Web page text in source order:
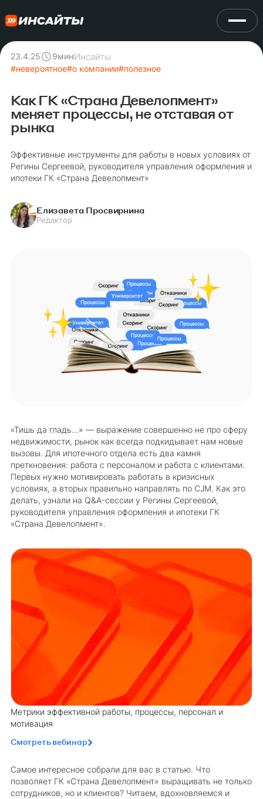
23.4.25 9минИнсайты
#невероятное#о компании#полезное
Как ГК «Страна Девелопмент»
меняет процессы, не отставая от
рынка
Эффективные инструменты для работы в новых условиях от
Регины Сергеевой, руководителя управления оформления и
ипотеки ГК «Страна Девелопмент»
Елизавета Просвирнина
Редактор
«Тишь да гладь…» — выражение совершенно не про сферу
недвижимости, рынок как всегда подкидывает нам новые
вызовы. Для ипотечного отдела есть два камня
преткновения: работа с персоналом и работа с клиентами.
Первых нужно мотивировать работать в кризисных
условиях, а вторых правильно направлять по CJM. Как это
делать, узнали на Q&A-сессии у Регины Сергеевой,
руководителя управления оформления и ипотеки ГК
«Страна Девелопмент».
Метрики эффективной работы, процессы, персонал и
мотивация
Смотреть вебинар
Самое интересное собрали для вас в статью. Что
позволяет ГК «Страна Девелопмент» выращивать не только
сотрудников, но и клиентов? Читаем, вдохновляемся и